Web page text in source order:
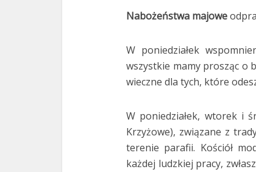
Nabożeństwa majowe
W poniedziałek
wszystkie mamy prosząc o
wieczne dla tych, które
W poniedziałek, wtorek i
Krzyżowe), związane z
terenie parafii. Kościół
każdej ludzkiej pracy,